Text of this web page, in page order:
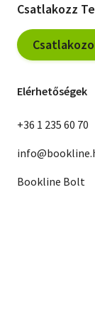
Csatlakozz
Elérhetőségek
+36 1 235 60 70
Bookline Bolt